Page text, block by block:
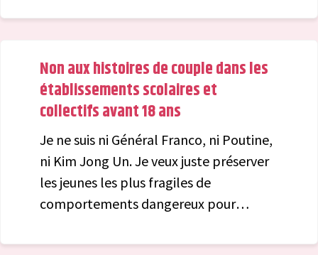
Non aux histoires de couple dans les
établissements scolaires et
collectifs avant 18 ans
Je ne suis ni Général Franco, ni Poutine,
ni Kim Jong Un. Je veux juste préserver
les jeunes les plus fragiles de
comportements dangereux pour
laisser les adolescents vivre leur vie